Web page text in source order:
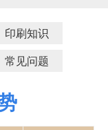
印刷知识
常见问题